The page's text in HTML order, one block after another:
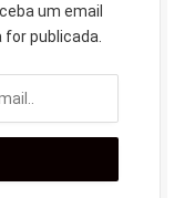
um email
publicada.